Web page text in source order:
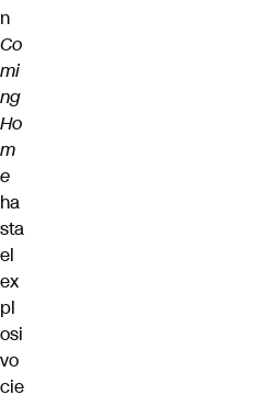
n
Co
mi
ng
Ho
m
e
ha
sta
el
ex
pl
osi
vo
cie